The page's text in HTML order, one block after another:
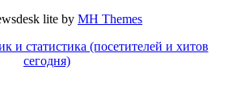
lite by MH Themes